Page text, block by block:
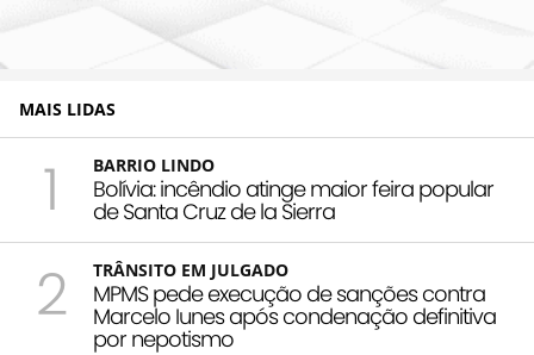
MAIS LIDAS
1 BARRIO LINDO
Bolívia: incêndio atinge maior feira popular
de Santa Cruz de la Sierra
2 TRÂNSITO EM JULGADO
MPMS pede execução de sanções contra
Marcelo Iunes após condenação definitiva
por nepotismo